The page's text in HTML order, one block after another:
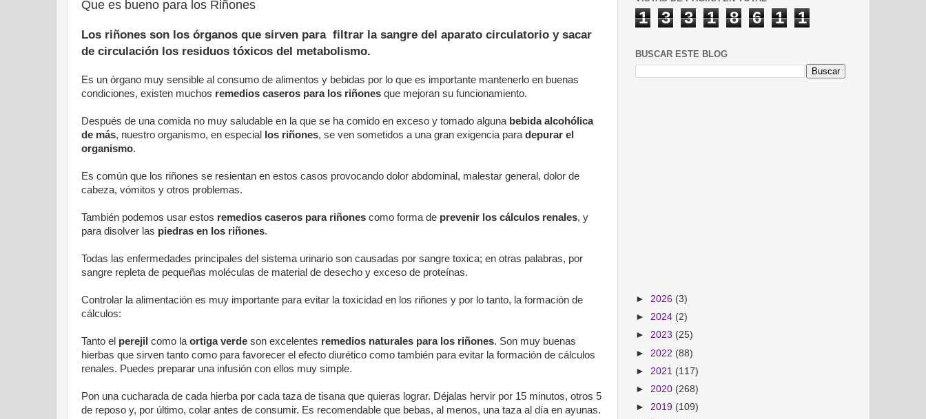
Que es bueno para los Riñones
Los riñones son los órganos que sirven para filtrar la sangre del aparato circulatorio y sacar
de circulación los residuos tóxicos del metabolismo.
Es un órgano muy sensible al consumo de alimentos y bebidas por lo que es importante mantenerlo en buenas
condiciones, existen muchos remedios caseros para los riñones que mejoran su funcionamiento.
Después de una comida no muy saludable en la que se ha comido en exceso y tomado alguna bebida alcohólica
de más, nuestro organismo, en especial los riñones, se ven sometidos a una gran exigencia para depurar el
organismo.
Es común que los riñones se resientan en estos casos provocando dolor abdominal, malestar general, dolor de
cabeza, vómitos y otros problemas.
También podemos usar estos remedios caseros para riñones como forma de prevenir los cálculos renales, y
para disolver las piedras en los riñones.
Todas las enfermedades principales del sistema urinario son causadas por sangre toxica; en otras palabras, por
sangre repleta de pequeñas moléculas de material de desecho y exceso de proteínas.
Controlar la alimentación es muy importante para evitar la toxicidad en los riñones y por lo tanto, la formación de
cálculos:
Tanto el perejil como la ortiga verde son excelentes remedios naturales para los riñones. Son muy buenas
hierbas que sirven tanto como para favorecer el efecto diurético como también para evitar la formación de cálculos
renales. Puedes preparar una infusión con ellos muy simple.
Pon una cucharada de cada hierba por cada taza de tisana que quieras lograr. Déjalas hervir por 15 minutos, otros 5
de reposo y, por último, colar antes de consumir. Es recomendable que bebas, al menos, una taza al día en ayunas.
1 3 3 1 8 6 1 1
BUSCAR ESTE BLOG
► 2026 (3)
► 2024 (2)
► 2023 (25)
► 2022 (88)
► 2021 (117)
► 2020 (268)
► 2019 (109)